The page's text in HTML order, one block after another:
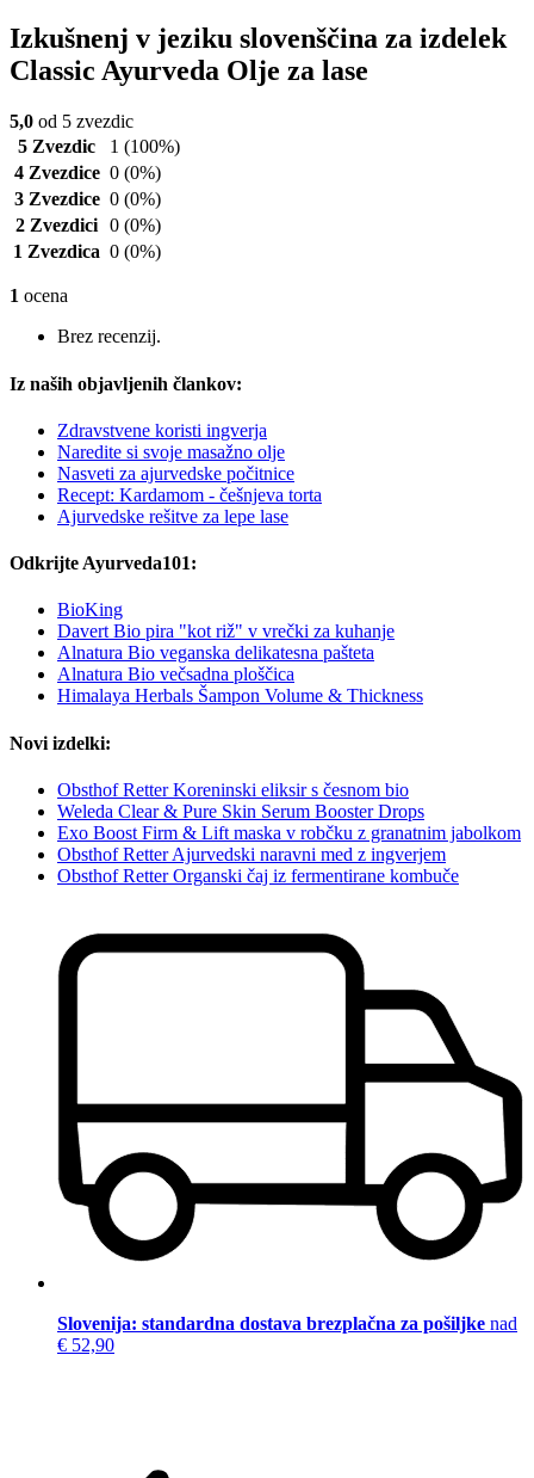
Izkušnenj v jeziku slovenščina za izdelek
Classic Ayurveda Olje za lase
5,0 od 5 zvezdic
5 Zvezdic
1 (100%)
4 Zvezdice 0 (0%)
3 Zvezdice 0 (0%)
2 Zvezdici 0 (0%)
1 Zvezdica 0 (0%)
1 ocena
Brez recenzij.
Iz naših objavljenih člankov:
Zdravstvene koristi ingverja
Naredite si svoje masažno olje
Nasveti za ajurvedske počitnice
Recept: Kardamom - češnjeva torta
Ajurvedske rešitve za lepe lase
Odkrijte Ayurveda101:
BioKing
Davert Bio pira "kot riž" v vrečki za kuhanje
Alnatura Bio veganska delikatesna pašteta
Alnatura Bio večsadna ploščica
Himalaya Herbals Šampon Volume & Thickness
Novi izdelki:
Obsthof Retter Koreninski eliksir s česnom bio
Weleda Clear & Pure Skin Serum Booster Drops
Exo Boost Firm & Lift maska v robčku z granatnim jabolkom
Obsthof Retter Ajurvedski naravni med z ingverjem
Obsthof Retter Organski čaj iz fermentirane kombuče
Slovenija: standardna dostava brezplačna za pošiljke nad
€ 52,90